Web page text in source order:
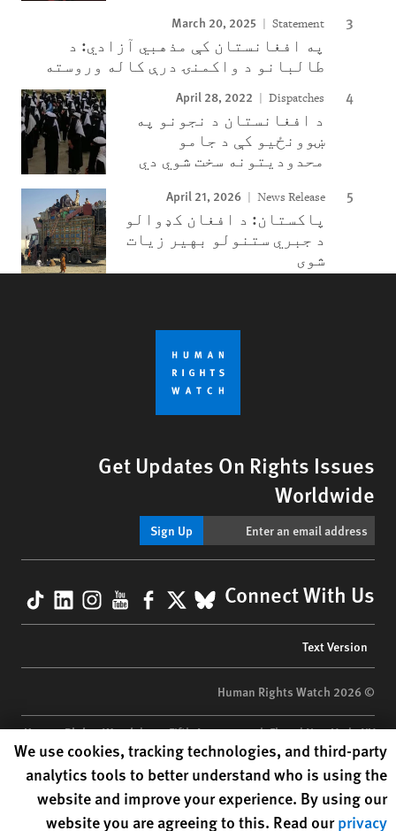
March 20, 2025 Statement
په افغانستان کې مذهبي آزادي: د
طالبانو د واکمنۍ درې کاله وروسته
April 28, 2022 Dispatches
د افغانستان د نجونو په
ښوونځیو کې د جامو
محدودیتونه سخت شوي دي
April 21, 2026 News Release
پاکستان: د افغان کډوالو
د جبري ستنولو بهیر زیات
شوی
Get Updates On Rights Issues
Worldwide
Sign Up
Connect With Us
BlueSky
X
Facebook
YouTube
menu
Text Version
© 2026 Human Rights Watch
Human Rights Watch| 350 Fifth Avenue, 34th Floor | New York,NY
10118-3299USA| t1.212.290.4700
Human Rights Watch is a 501(C)(3) nonprofit registered in the US
under EIN: 13-2875808
Human Rights Watch cookie preferences
We use cookies, tracking technologies, and third-party
analytics tools to better understand who is using the
website and improve your experience. By using our
website you are agreeing to this. Read ourprivacy